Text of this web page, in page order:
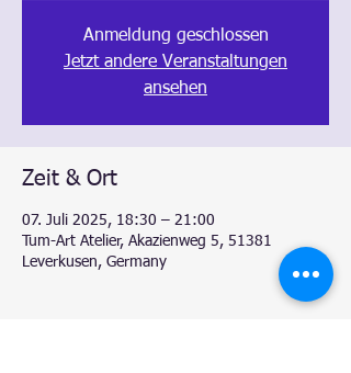
Anmeldung geschlossen
Jetzt andere Veranstaltungen
ansehen
Zeit & Ort
07. Juli 2025, 18:30 – 21:00
Tum-Art Atelier, Akazienweg 5, 51381
Leverkusen, Germany